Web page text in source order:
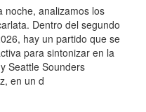
noche, analizamos los
Dentro del segundo
hay un partido que se
para sintonizar en la
Seattle Sounders
en un d